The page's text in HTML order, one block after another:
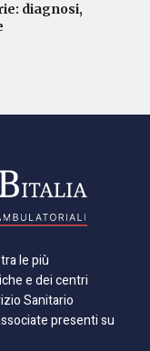
diagnosi,
le più
e dei centri
Sanitario
presenti su